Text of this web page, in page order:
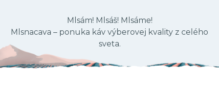
Mlsám! Mlsáš! Mlsáme!
Mlsnacava – ponuka káv výberovej kvality z celého
sveta.